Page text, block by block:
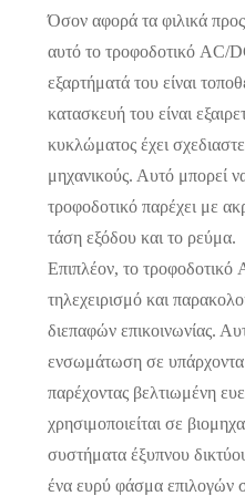
Όσον αφορά τα φιλικά
αυτό το τροφοδοτικό AC/
εξαρτήματά του είναι
κατασκευή του είναι
κυκλώματος έχει
μηχανικούς. Αυτό μπορεί
τροφοδοτικό παρέχει με
τάση εξόδου και το ρεύμα.
Επιπλέον, το τροφοδοτικό
τηλεχειρισμό και
διεπαφών επικοινωνίας.
ενσωμάτωση σε
παρέχοντας βελτιωμένη
χρησιμοποιείται σε
συστήματα έξυπνου
ένα ευρύ φάσμα επιλογών